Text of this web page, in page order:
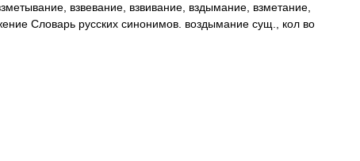
взвевание, взвивание, вздымание, взметание,
Словарь русских синонимов. воздымание сущ., кол во